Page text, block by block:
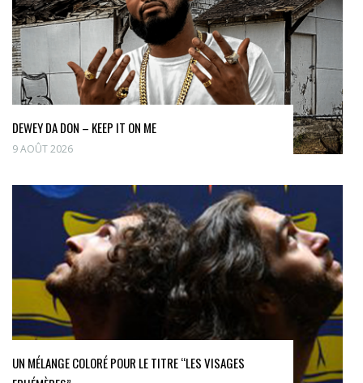
DEWEY DA DON – KEEP IT ON ME
9 AOÛT 2026
UN MÉLANGE COLORÉ POUR LE TITRE “LES VISAGES